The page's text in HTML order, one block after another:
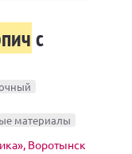
с
материалы
Воротынск